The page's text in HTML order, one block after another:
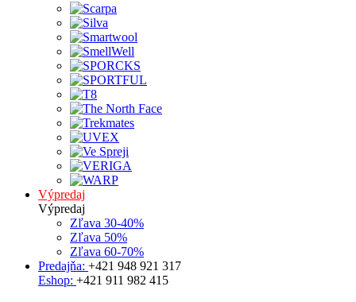
Výpredaj
Výpredaj
Zľava 30-40%
Zľava 50%
Zľava 60-70%
Predajňa: +421 948 921 317
Eshop: +421 911 982 415